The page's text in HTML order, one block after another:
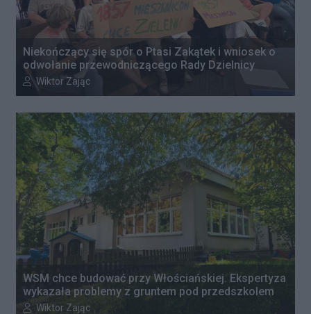
Niekończący się spór o Ptasi Zakątek i wniosek o
odwołanie przewodniczącego Rady Dzielnicy
Autor artykułu:
Wiktor Zając
WSM chce budować przy Włościańskiej. Ekspertyza
wykazała problemy z gruntem pod przedszkolem
Autor artykułu:
Wiktor Zając